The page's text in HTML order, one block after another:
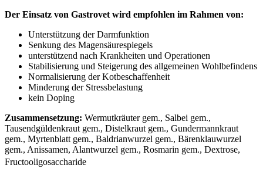
Der Einsatz von Gastrovet wird empfohlen im Rahmen von:
Unterstützung der Darmfunktion
Senkung des Magensäurespiegels
unterstützend nach Krankheiten und Operationen
Stabilisierung und Steigerung des allgemeinen Wohlbefindens
Normalisierung der Kotbeschaffenheit
Minderung der Stressbelastung
kein Doping
Zusammensetzung: Wermutkräuter gem., Salbei gem.,
Tausendgüldenkraut gem., Distelkraut gem., Gundermannkraut
gem., Myrtenblatt gem., Baldrianwurzel gem., Bärenklauwurzel
gem., Anissamen, Alantwurzel gem., Rosmarin gem., Dextrose,
Fructooligosaccharide